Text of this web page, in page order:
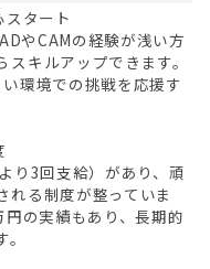
タート
やCAMの経験が浅い方
キルアップできます。
環境での挑戦を応援す
り3回支給）があり、頑
れる制度が整っていま
の実績もあり、長期的